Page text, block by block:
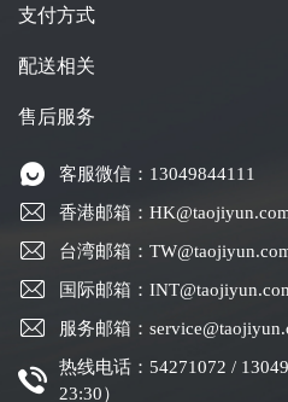
支付方式
配送相关
售后服务
客服微信：13049844111
香港邮箱：
台湾邮箱：
国际邮箱：
服务邮箱：
热线电话：54271072 /
23:30）